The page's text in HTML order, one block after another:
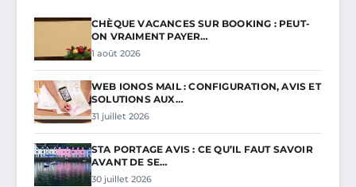
CHÈQUE VACANCES SUR BOOKING : PEUT-
ON VRAIMENT PAYER…
1 août 2026
WEB IONOS MAIL : CONFIGURATION, AVIS ET
SOLUTIONS AUX…
31 juillet 2026
STA PORTAGE AVIS : CE QU’IL FAUT SAVOIR
AVANT DE SE…
30 juillet 2026